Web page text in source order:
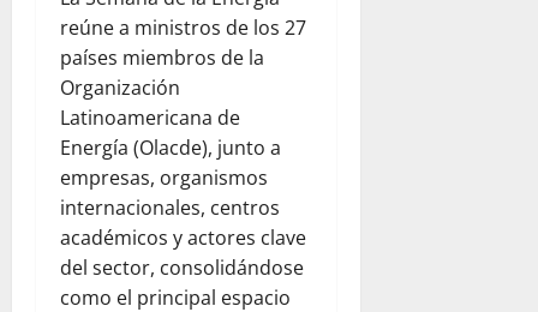
reúne a ministros de los 27
países miembros de la
Organización
Latinoamericana de
Energía (Olacde), junto a
empresas, organismos
internacionales, centros
académicos y actores clave
del sector, consolidándose
como el principal espacio